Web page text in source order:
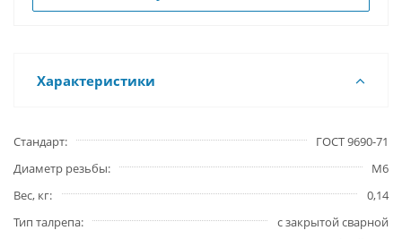
Характеристики
Стандарт
ГОСТ 9690-71
Диаметр резьбы
М6
Вес, кг
0,14
Тип талрепа
с закрытой сварной